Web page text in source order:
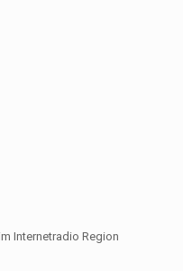
Internetradio Region